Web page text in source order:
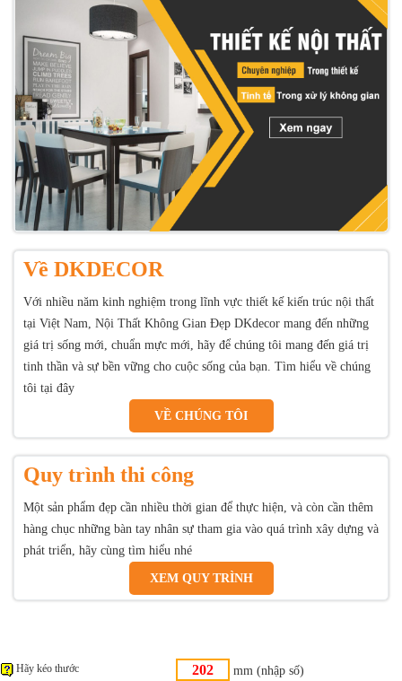
Về DKDECOR
Với nhiều năm kinh nghiệm trong lĩnh vực thiết kế kiến trúc nội thất
tại Việt Nam, Nội Thất Không Gian Đẹp DKdecor mang đến những
giá trị sống mới, chuẩn mực mới, hãy để chúng tôi mang đến giá trị
tinh thần và sự bền vững cho cuộc sống của bạn. Tìm hiểu về chúng
tôi tại đây
VỀ CHÚNG TÔI
Quy trình thi công
Một sản phẩm đẹp cần nhiều thời gian để thực hiện, và còn cần thêm
hàng chục những bàn tay nhân sự tham gia vào quá trình xây dựng và
phát triển, hãy cùng tìm hiểu nhé
XEM QUY TRÌNH
mm (nhập số)
Hãy kéo thước